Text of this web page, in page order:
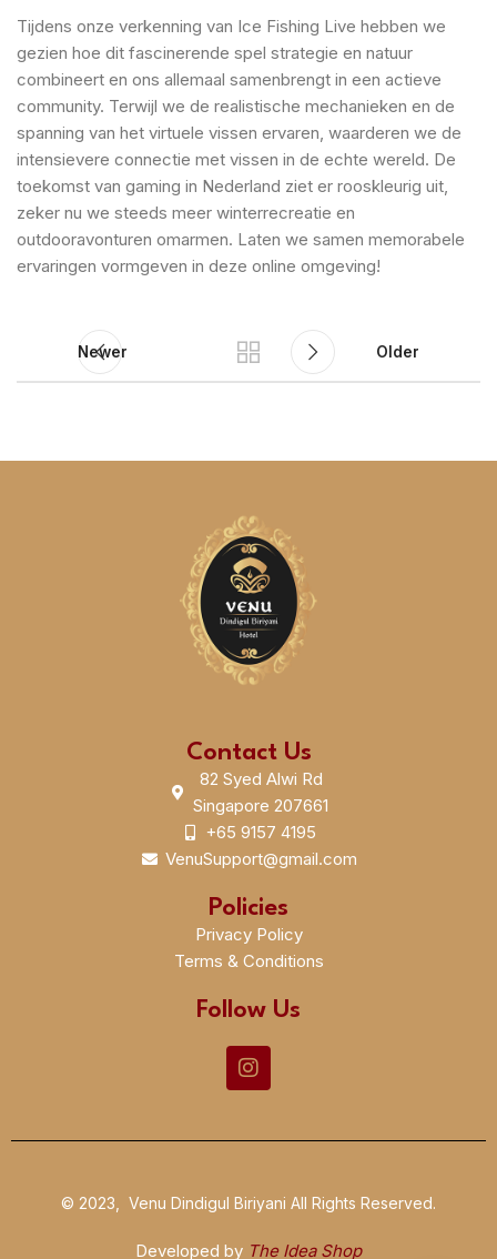
Tijdens onze verkenning van Ice Fishing Live hebben we
gezien hoe dit fascinerende spel strategie en natuur
combineert en ons allemaal samenbrengt in een actieve
community. Terwijl we de realistische mechanieken en de
spanning van het virtuele vissen ervaren, waarderen we de
intensievere connectie met vissen in de echte wereld. De
toekomst van gaming in Nederland ziet er rooskleurig uit,
zeker nu we steeds meer winterrecreatie en
outdooravonturen omarmen. Laten we samen memorabele
ervaringen vormgeven in deze online omgeving!
Newer Older
Contact Us
82 Syed Alwi Rd
Singapore 207661
+65 9157 4195
VenuSupport@gmail.com
Policies
Privacy Policy
Terms & Conditions
Follow Us
© 2023, Venu Dindigul Biriyani All Rights Reserved.
Developed by The Idea Shop